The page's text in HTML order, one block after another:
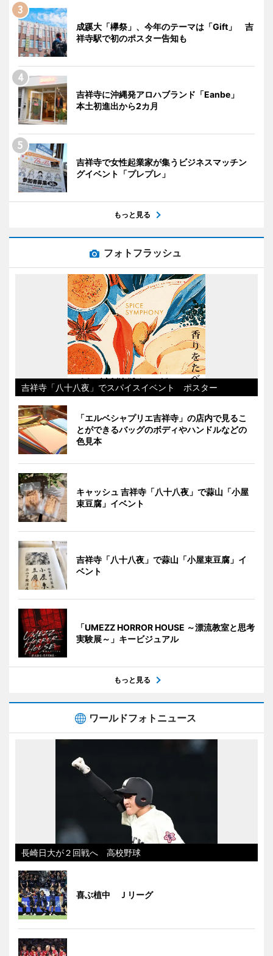
成蹊大「欅祭」、今年のテーマは「Gift」 吉
祥寺駅で初のポスター告知も
吉祥寺に沖縄発アロハブランド「Eanbe」
本土初進出から2カ月
吉祥寺で女性起業家が集うビジネスマッチン
グイベント「プレプレ」
もっと見る
フォトフラッシュ
吉祥寺「八十八夜」でスパイスイベント ポスター
「エルベシャプリエ吉祥寺」の店内で見るこ
とができるバッグのボディやハンドルなどの
色見本
キャッシュ 吉祥寺「八十八夜」で蒜山「小屋
束豆腐」イベント
吉祥寺「八十八夜」で蒜山「小屋束豆腐」イ
ベント
「UMEZZ HORROR HOUSE ～漂流教室と思考
実験展～」キービジュアル
もっと見る
ワールドフォトニュース
長崎日大が２回戦へ 高校野球
喜ぶ植中 Ｊリーグ